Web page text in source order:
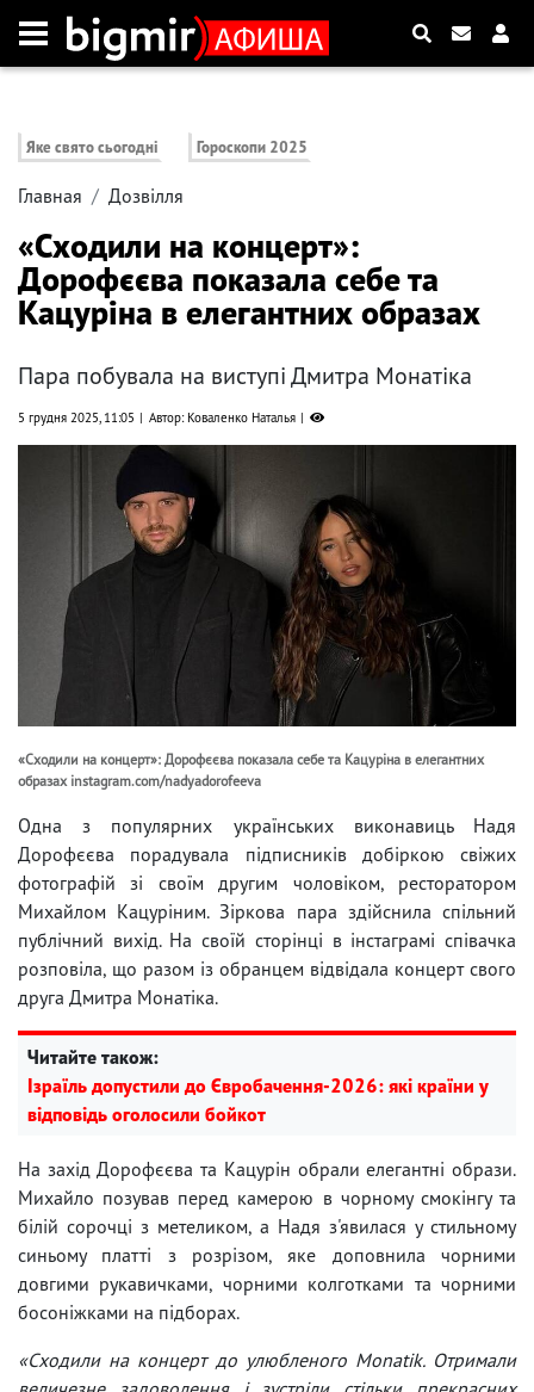
Яке свято сьогодні Гороскопи 2025
Главная Дозвілля
«Сходили на концерт»:
Дорофєєва показала себе та
Кацуріна в елегантних образах
Пара побувала на виступі Дмитра Монатіка
5 грудня 2025, 11:05 Автор: Коваленко Наталья
«Сходили на концерт»: Дорофєєва показала себе та Кацуріна в елегантних
образах instagram.com/nadyadorofeeva
Одна з популярних українських виконавиць Надя
Дорофєєва порадувала підписників добіркою свіжих
фотографій зі своїм другим чоловіком, ресторатором
Михайлом Кацуріним. Зіркова пара здійснила спільний
публічний вихід. На своїй сторінці в інстаграмі співачка
розповіла, що разом із обранцем відвідала концерт свого
друга Дмитра Монатіка.
Читайте також:
Ізраїль допустили до Євробачення-2026: які країни у
відповідь оголосили бойкот
На захід Дорофєєва та Кацурін обрали елегантні образи.
Михайло позував перед камерою в чорному смокінгу та
білій сорочці з метеликом, а Надя з'явилася у стильному
синьому платті з розрізом, яке доповнила чорними
довгими рукавичками, чорними колготками та чорними
босоніжками на підборах.
«Сходили на концерт до улюбленого Monatik. Отримали